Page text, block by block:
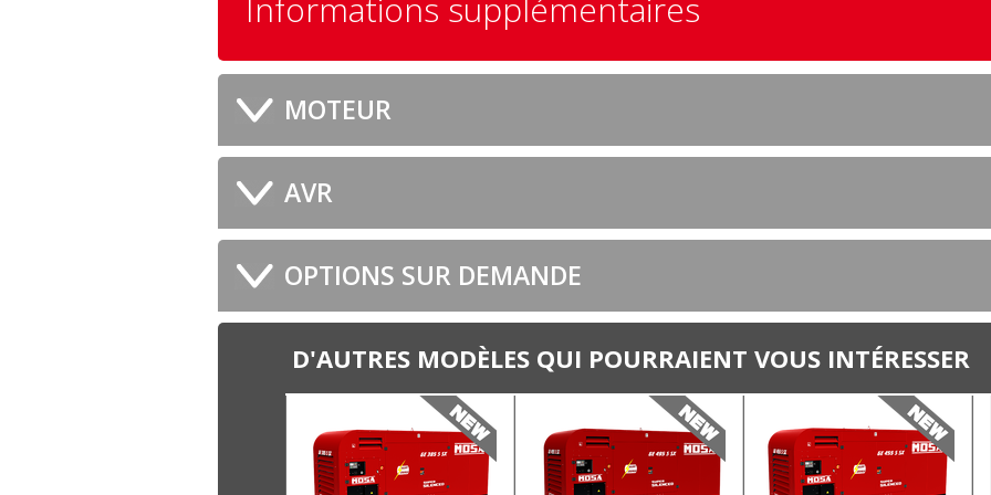
Informations supplémentaires
MOTEUR
AVR
OPTIONS SUR DEMANDE
D'AUTRES MODÈLES QUI POURRAIENT VOUS INTÉRESSER